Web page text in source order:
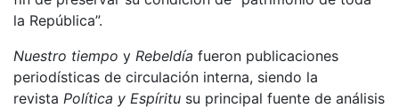
la República”.
Nuestro tiempo y Rebeldía fueron publicaciones
periodísticas de circulación interna, siendo la
revista Política y Espíritu su principal fuente de análisis